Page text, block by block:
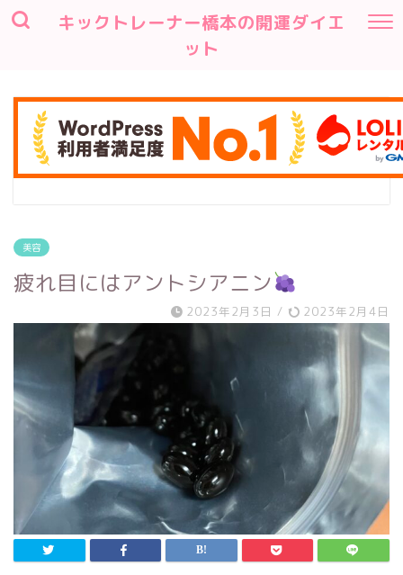
キックトレーナー橋本の開運ダイエ
ット
美容
疲れ目にはアントシアニン
2023年2月3日 / 2023年2月4日